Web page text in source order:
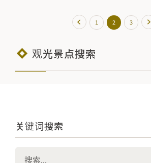
1 2 3
观光景点搜索
关键词搜索